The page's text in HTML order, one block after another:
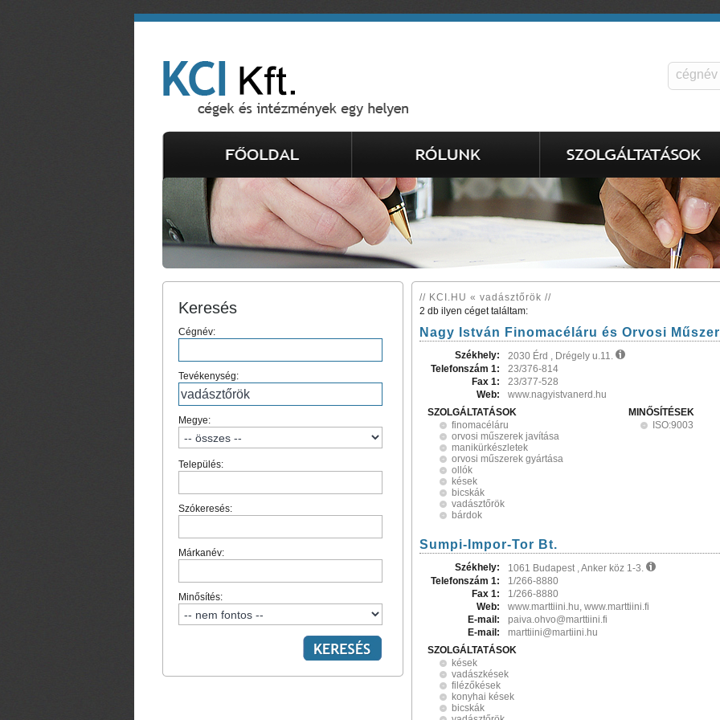
Keresés
Cégnév:
Tevékenység:
Megye:
Település:
Szókeresés:
Márkanév:
Minősítés:
// KCI.HU « vadásztőrök //
2 db ilyen céget találtam:
Nagy István Finomacéláru és Orvosi
Székhely:
2030 Érd , Drégely u.11.
Telefonszám 1:
23/376-814
Fax 1:
23/377-528
Web:
www.nagyistvanerd.hu
SZOLGÁLTATÁSOK
finomacéláru
orvosi műszerek javítása
manikürkészletek
orvosi műszerek gyártása
ollók
kések
bicskák
vadásztőrök
bárdok
MINŐSÍTÉSEK
ISO:9003
Sumpi-Impor-Tor Bt.
Székhely:
1061 Budapest , Anker köz 1-3.
Telefonszám 1:
1/266-8880
Fax 1:
1/266-8880
Web:
www.marttiini.hu, www.marttiini.fi
E-mail:
paiva.ohvo@marttiini.fi
E-mail:
marttiini@martiini.hu
SZOLGÁLTATÁSOK
kések
vadászkések
filézőkések
konyhai kések
bicskák